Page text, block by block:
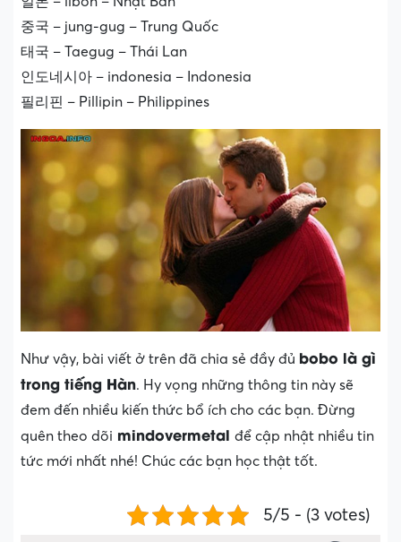
중국 – jung-gug – Trung Quốc
태국 – Taegug – Thái Lan
인도네시아 – indonesia – Indonesia
필리핀 – Pillipin – Philippines
Như vậy, bài viết ở trên đã chia sẻ đầy đủ bobo là gì
trong tiếng Hàn. Hy vọng những thông tin này sẽ
đem đến nhiều kiến thức bổ ích cho các bạn. Đừng
quên theo dõi mindovermetal để cập nhật nhiều tin
tức mới nhất nhé! Chúc các bạn học thật tốt.
5/5 - (3 votes)